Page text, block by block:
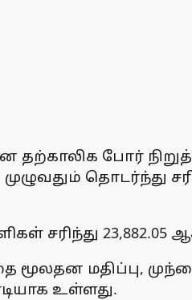
போர்
தொடர்ந்து
சரிந்து
மதிப்பு,
உள்ளது.